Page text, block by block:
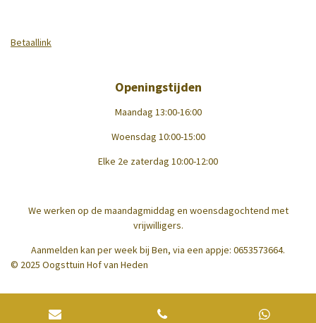
Betaallink
Openingstijden
Maandag 13:00-16:00
Woensdag 10:00-15:00
Elke 2e zaterdag 10:00-12:00
We werken op de maandagmiddag en woensdagochtend met
vrijwilligers.
Aanmelden kan per week bij Ben, via een appje: 0653573664.
© 2025 Oogsttuin Hof van Heden